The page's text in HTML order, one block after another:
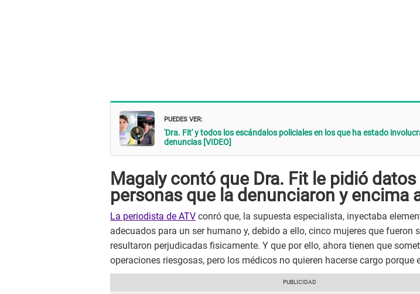
PUEDES VER:
'Dra. Fit' y todos los escándalos policiales en los que ha estado
denuncias [VIDEO]
Magaly contó que Dra. Fit le pidió datos
personas que la denunciaron y encima
La periodista de ATV conró que, la supuesta especialista, inyectaba
adecuados para un ser humano y, debido a ello, cinco mujeres que fueron
resultaron perjudicadas fisicamente. Y que por ello, ahora tienen que
operaciones riesgosas, pero los médicos no quieren hacerse cargo porque